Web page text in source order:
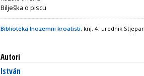
Bilješka o piscu
Biblioteka Inozemni kroatisti, knj. 4, urednik
Autori
István